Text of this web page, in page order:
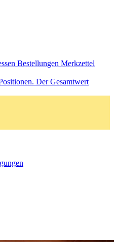
Bestellungen Merkzettel
Der Gesamtwert